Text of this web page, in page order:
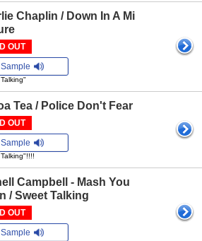
Chaplin / Down In A Mi
OUT
Sample
Tea / Police Don't Fear
OUT
Sample
Campbell - Mash You
/ Sweet Talking
OUT
Sample